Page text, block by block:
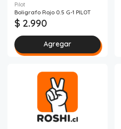
Pilot
Boligrafo Rojo 0.5 G-1 PILOT
$ 2.990
Agregar